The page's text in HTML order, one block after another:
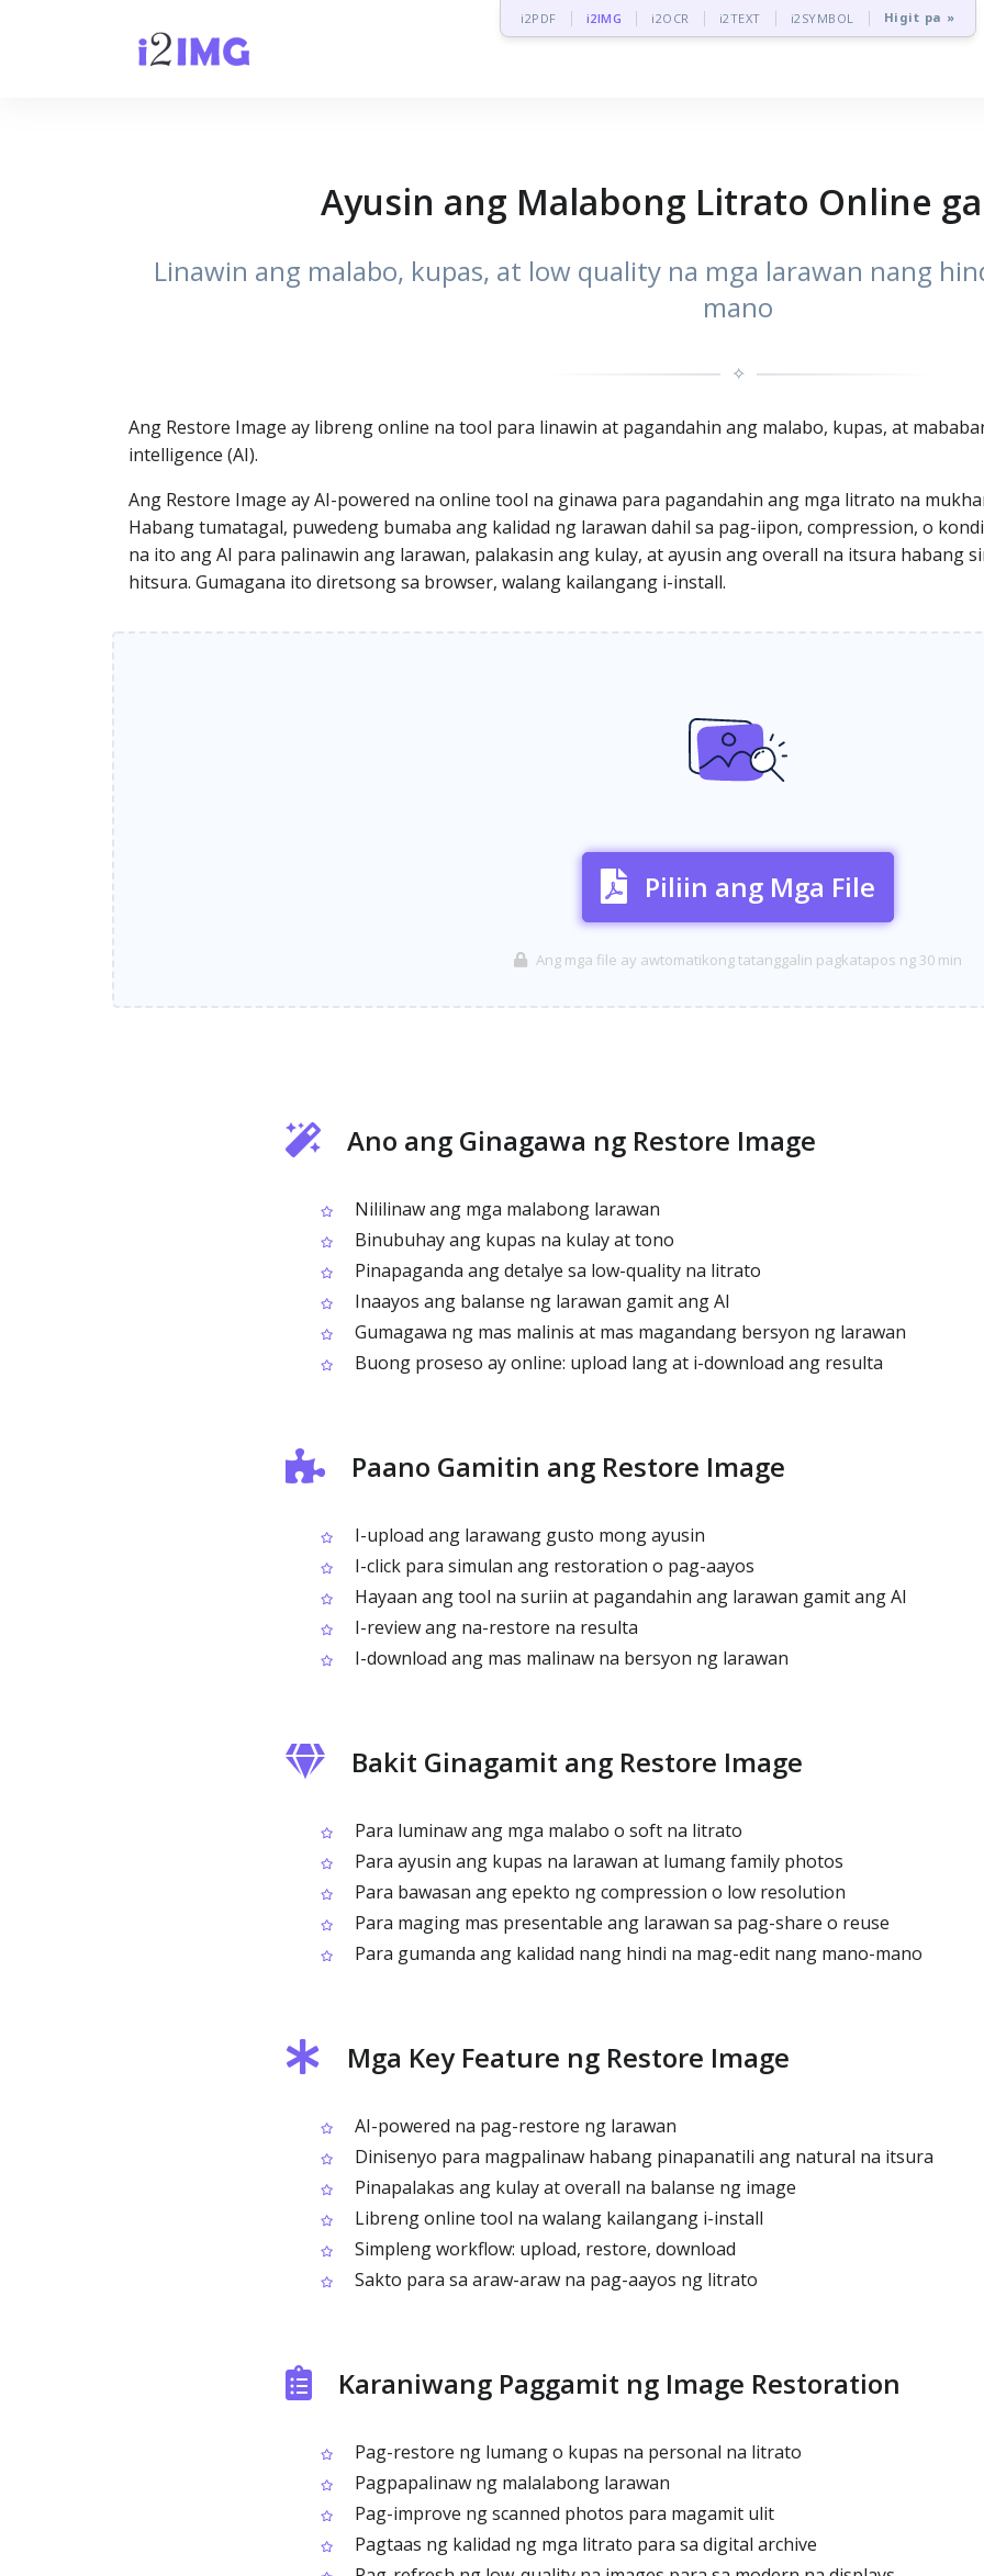
i2PDF i2IMG i2OCR i2TEXT i2SYMBOL Higit pa »
Ayusin ang Malabong Litrato Online
Linawin ang malabo, kupas, at low quality na mga larawan nang
mano
✧
Ang Restore Image ay libreng online na tool para linawin at pagandahin ang malabo, kupas, at
intelligence (AI).
Ang Restore Image ay AI-powered na online tool na ginawa para pagandahin ang mga litrato na
Habang tumatagal, puwedeng bumaba ang kalidad ng larawan dahil sa pag-iipon, compression, o
na ito ang AI para palinawin ang larawan, palakasin ang kulay, at ayusin ang overall na itsura habang
hitsura. Gumagana ito diretsong sa browser, walang kailangang i-install.
Piliin ang Mga File
Ang mga file ay awtomatikong tatanggalin pagkatapos ng 30 min
Ano ang Ginagawa ng Restore Image
Nililinaw ang mga malabong larawan
Binubuhay ang kupas na kulay at tono
Pinapaganda ang detalye sa low-quality na litrato
Inaayos ang balanse ng larawan gamit ang AI
Gumagawa ng mas malinis at mas magandang bersyon ng larawan
Buong proseso ay online: upload lang at i-download ang resulta
Paano Gamitin ang Restore Image
I-upload ang larawang gusto mong ayusin
I-click para simulan ang restoration o pag-aayos
Hayaan ang tool na suriin at pagandahin ang larawan gamit ang AI
I-review ang na-restore na resulta
I-download ang mas malinaw na bersyon ng larawan
Bakit Ginagamit ang Restore Image
Para luminaw ang mga malabo o soft na litrato
Para ayusin ang kupas na larawan at lumang family photos
Para bawasan ang epekto ng compression o low resolution
Para maging mas presentable ang larawan sa pag-share o reuse
Para gumanda ang kalidad nang hindi na mag-edit nang mano-mano
Mga Key Feature ng Restore Image
AI-powered na pag-restore ng larawan
Dinisenyo para magpalinaw habang pinapanatili ang natural na itsura
Pinapalakas ang kulay at overall na balanse ng image
Libreng online tool na walang kailangang i-install
Simpleng workflow: upload, restore, download
Sakto para sa araw-araw na pag-aayos ng litrato
Karaniwang Paggamit ng Image Restoration
Pag-restore ng lumang o kupas na personal na litrato
Pagpapalinaw ng malalabong larawan
Pag-improve ng scanned photos para magamit ulit
Pagtaas ng kalidad ng mga litrato para sa digital archive